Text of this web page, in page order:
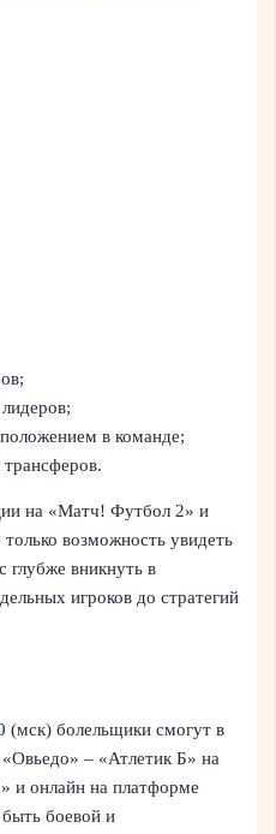
в команде;
трансферов.
на «Матч! Футбол 2» и
возможность увидеть
вникнуть в
игроков до стратегий
(мск) болельщики смогут в
– «Атлетик Б» на
и онлайн на платформе
боевой и